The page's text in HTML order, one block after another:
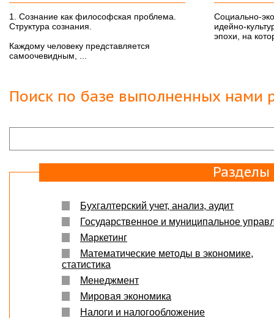
1. Сознание как философская проблема.
Структура сознания.
Каждому человеку представляется
самоочевидным, ...
Социально-
идейно-
эпохи, на
Поиск по базе выполненных нами
Бухгалтерский учет, анализ, аудит
Государственное и муниципальное
Маркетинг
Математические методы в экономике,
статистика
Менеджмент
Мировая экономика
Налоги и налогообложение